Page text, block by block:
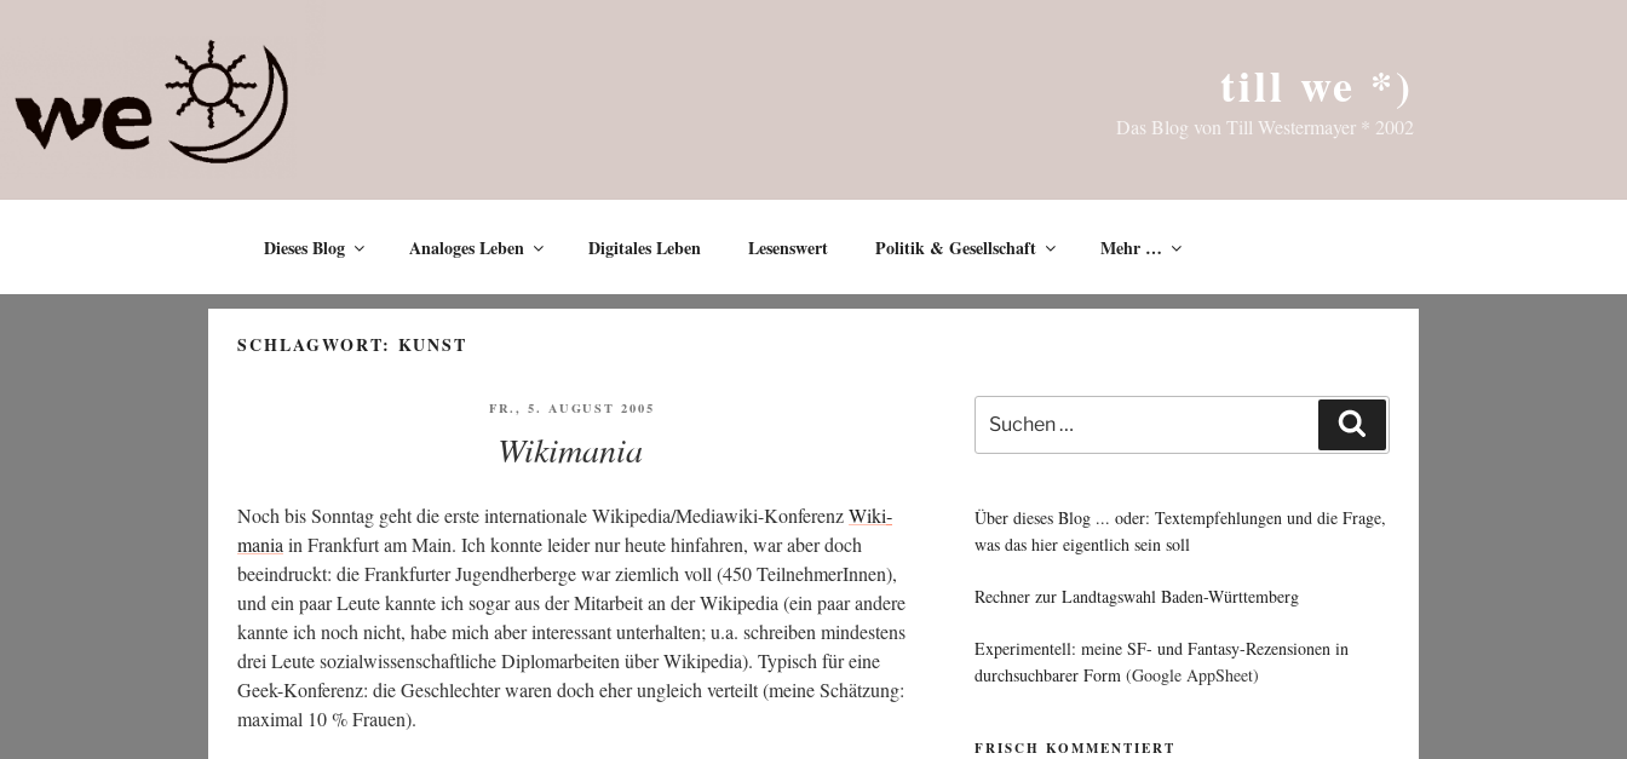
till we *)
Das Blog von Till Westermayer * 2002
Dieses Blog Analoges Leben Digitales Leben Lesenswert Politik & Gesellschaft Mehr …
SCHLAGWORT: KUNST
VERÖFFENTLICHT
FR., 5. AUGUST 2005
Wikimania
Noch bis Sonn­tag geht die ers­te inter­na­tio­na­le Wiki­pe­dia/­Me­dia­wi­ki-Kon­fe­renzWiki­
ma­nia in Frank­furt am Main. Ich konn­te lei­der nur heu­te hin­fah­ren, war aber doch
beein­druckt: die Frank­fur­ter Jugend­her­ber­ge war ziem­lich voll (450 Teil­neh­me­rIn­nen),
und ein paar Leu­te kann­te ich sogar aus der Mit­ar­beit an der Wiki­pe­dia (ein paar ande­re
kann­te ich noch nicht, habe mich aber inter­es­sant unter­hal­ten; u.a. schrei­ben min­des­tens
drei Leu­te sozi­al­wis­sen­schaft­li­che Diplom­ar­bei­ten über Wiki­pe­dia). Typisch für eine
Geek-Kon­fe­renz: die Geschlech­ter waren doch eher ungleich ver­teilt (mei­ne Schät­zung:
maxi­mal 10 % Frauen).
Suche
nach:
Über dieses Blog ... oder: Textempfehlungen und die Frage,
was das hier eigentlich sein soll
Rechner zur Landtagswahl Baden-Württemberg
Experimentell: meine SF- und Fantasy-Rezensionen in
durchsuchbarer Form (Google AppSheet)
FRISCH KOMMENTIERT